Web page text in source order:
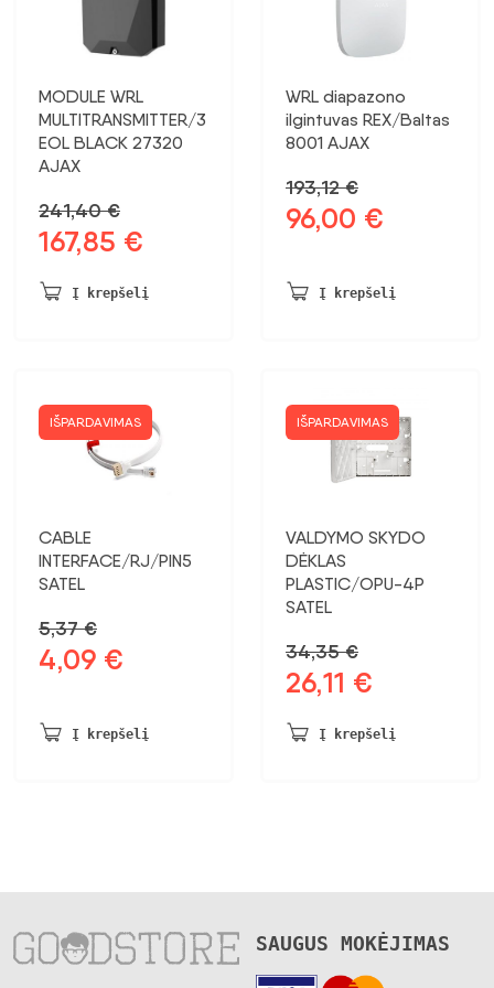
MODULE WRL
MULTITRANSMITTER/3
EOL BLACK 27320
AJAX
241,40€
Pradinė
buvo:
167,85 €
167,85 €.
Į krepšelį
WRL diapazono
ilgintuvas REX/Baltas
8001 AJAX
193,12€
Pradinė
193,12 €.
96,00 €
Į krepšelį
IŠPARDAVIMAS
CABLE
INTERFACE/RJ/PIN5
SATEL
5,37€
Pradinė
5,37 €.
4,09 €
Į krepšelį
IŠPARDAVIMAS
VALDYMO SKYDO
DĖKLAS
PLASTIC/OPU-4P
SATEL
34,35€
Pradinė
buvo:
26,11 €
26,11 €.
Į krepšelį
SAUGUS MOKĖJIMAS